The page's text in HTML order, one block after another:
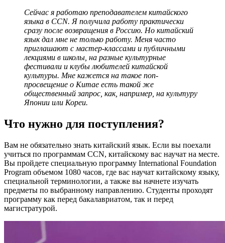
Сейчас я работаю преподавателем китайского
языка в CCN. Я получила работу практически
сразу после возвращения в Россию. Но китайский
язык дал мне не только работу. Меня часто
приглашают с мастер-классами и публичными
лекциями в школы, на разные культурные
фестивали и клубы любителей китайской
культуры. Мне кажется на такое поп-
просвещение о Китае есть такой же
общественный запрос, как, например, на культуру
Японии или Кореи.
Что нужно для поступления?
Вам не обязательно знать китайский язык. Если вы поехали
учиться по программам CCN, китайскому вас научат на месте.
Вы пройдете специальную программу International Foundation
Program объемом 1080 часов, где вас научат китайскому языку,
специальной терминологии, а также вы начнете изучать
предметы по выбранному направлению. Студенты проходят
программу как перед бакалавриатом, так и перед
магистратурой.